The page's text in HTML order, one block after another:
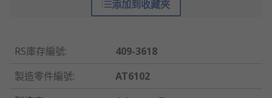
添加到收藏夾
RS庫存編號:
409-3618
製造零件編號:
AT6102